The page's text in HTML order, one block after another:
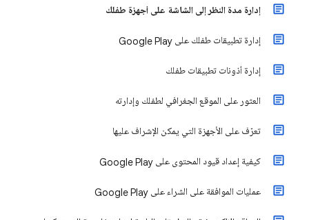
إدارة مدة النظر إلى الشاشة على أجهزة طفلك
إدارة تطبيقات طفلك على Google Play
إدارة أذونات تطبيقات طفلك
العثور على الموقع الجغرافي لطفلك وإدارته
تعرّف على الأجهزة التي يمكن الإشراف عليها
كيفية إعداد قيود المحتوى على Google Play
عمليات الموافقة على الشراء على Google Play